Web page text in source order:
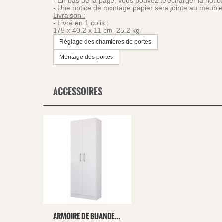
- Une notice de montage papier sera jointe au meuble.
Livraison :
- Livré en 1 colis :
175 x 40.2 x 11 cm 25.2 kg
Réglage des charnières de portes
Montage des portes
ACCESSOIRES
ARMOIRE DE BUANDE...